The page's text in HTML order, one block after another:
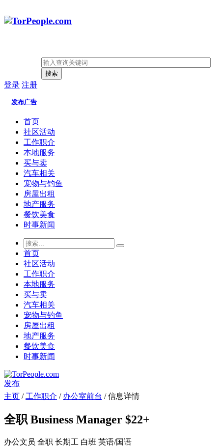
搜索
登录 注册
发布广告
首页
社区活动
工作职介
本地服务
买与卖
汽车相关
宠物与钓鱼
房屋出租
地产服务
餐饮美食
时事新闻
首页
社区活动
工作职介
本地服务
买与卖
汽车相关
宠物与钓鱼
房屋出租
地产服务
餐饮美食
时事新闻
发布
主页 /工作职介 / 办公室前台 / 信息详情
全职 Business Manager $22+
办公文员 全职 长期工 白班 英语/国语